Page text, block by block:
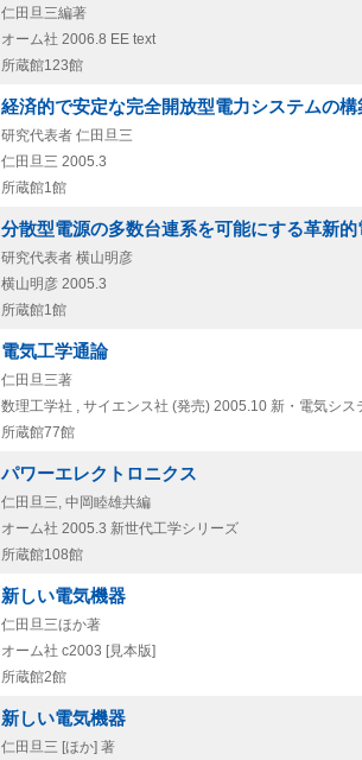
仁田旦三編著
オーム社 2006.8 EE text
所蔵館123館
経済的で安定な完全開放型電力システムの
研究代表者 仁田旦三
仁田旦三 2005.3
所蔵館1館
分散型電源の多数台連系を可能にする革新
研究代表者 横山明彦
横山明彦 2005.3
所蔵館1館
電気工学通論
仁田旦三著
数理工学社 , サイエンス社 (発売) 2005.10 新・電気シス
所蔵館77館
パワーエレクトロニクス
仁田旦三, 中岡睦雄共編
オーム社 2005.3 新世代工学シリーズ
所蔵館108館
新しい電気機器
仁田旦三ほか著
オーム社 c2003 [見本版]
所蔵館2館
新しい電気機器
仁田旦三 [ほか] 著